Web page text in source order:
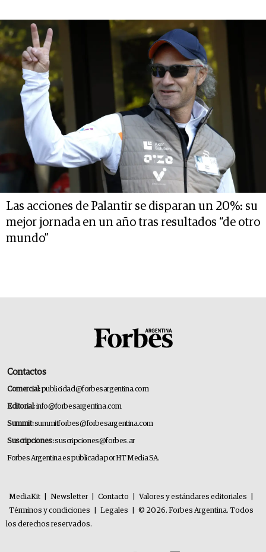
Las acciones de Palantir se disparan un 20%: su
mejor jornada en un año tras resultados “de otro
mundo”
Contactos
Comercial:publicidad@forbesargentina.com
Editorial:info@forbesargentina.com
Summit:summitforbes@forbesargentina.com
Suscripciones:suscripciones@forbes.ar
Forbes Argentina es publicada por HT Media SA.
MediaKit Newsletter Contacto Valores y estándares editoriales
Términos y condiciones
Legales
© 2026. Forbes Argentina. Todos
los derechos reservados.